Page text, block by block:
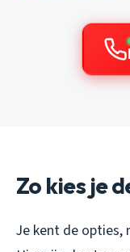
Zo kies je
Je kent de opties,